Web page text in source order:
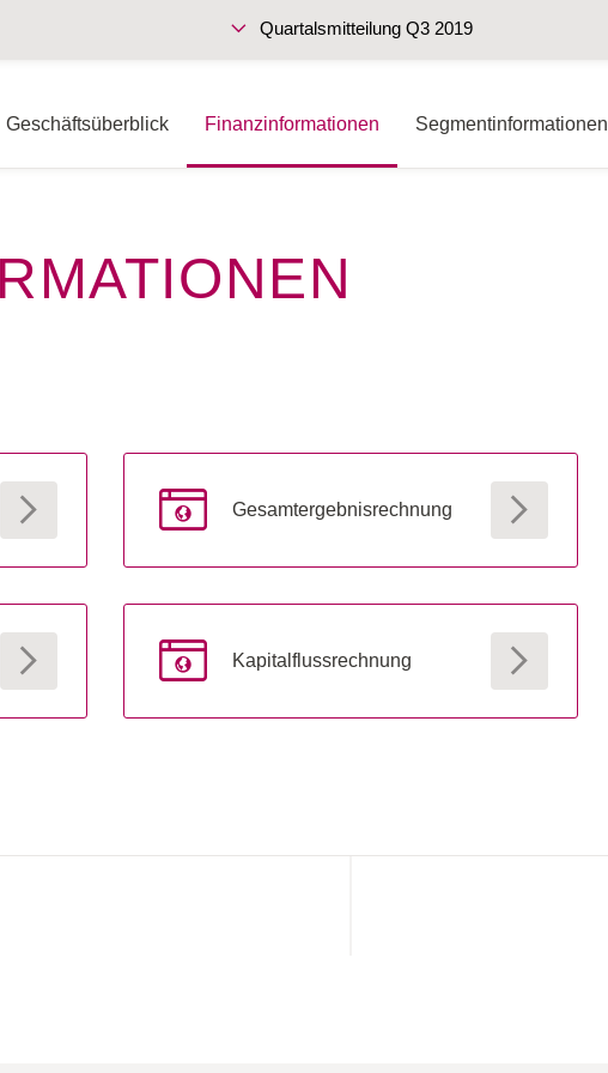
Quartalsmitteilung Q3 2019
Nachhaltigkeitsbericht 2018
Geschäftsüberblick Finanz­informationen Segmentinformationen
Gesamtergebnis­rechnung
Kapitalflussrechnung